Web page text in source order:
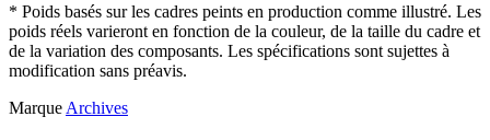
* Poids basés sur les cadres peints en production comme illustré. Les
poids réels varieront en fonction de la couleur, de la taille du cadre et
de la variation des composants. Les spécifications sont sujettes à
modification sans préavis.
Marque Archives